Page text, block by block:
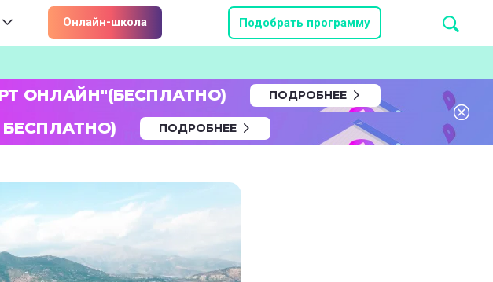
Онлайн-школа Подобрать программу
ОНЛАЙН"(БЕСПЛАТНО) ПОДРОБНЕЕ
ПОДРОБНЕЕ